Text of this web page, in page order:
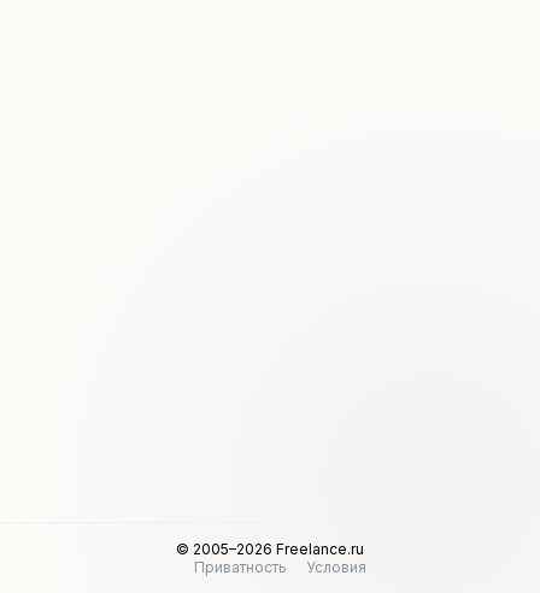
© 2005–2026 Freelance.ru
Приватность
Условия